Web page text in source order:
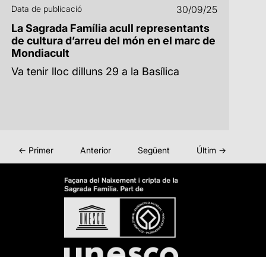
Data de publicació 30/09/25
La Sagrada Família acull representants
de cultura d’arreu del món en el marc de
Mondiacult
Va tenir lloc dilluns 29 a la Basílica
← Primer Anterior Següent Últim →